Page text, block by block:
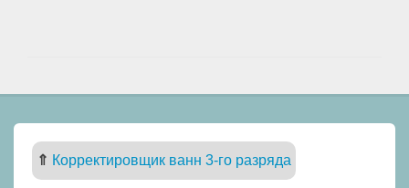
⇑ Корректировщик ванн 3-го разряда